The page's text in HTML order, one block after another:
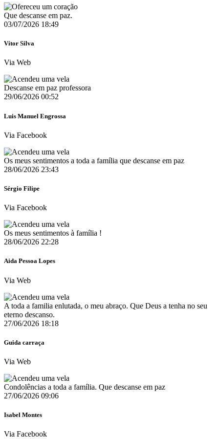
Que descanse em paz.
03/07/2026 18:49
Vítor Silva
Via Web
Descanse em paz professora
29/06/2026 00:52
Luis Manuel Engrossa
Via Facebook
Os meus sentimentos a toda a família que descanse em paz
28/06/2026 23:43
Sérgio Filipe
Via Facebook
Os meus sentimentos à família !
28/06/2026 22:28
Aida Pessoa Lopes
Via Web
A toda a familia enlutada, o meu abraço. Que Deus a tenha no seu
eterno descanso.
27/06/2026 18:18
Guida carraça
Via Web
Condolências a toda a família. Que descanse em paz
27/06/2026 09:06
Isabel Montes
Via Facebook